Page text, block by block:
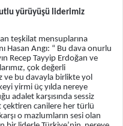
yürüyüşü liderimiz
teşkilat mensuplarına
Hasan Angı: “ Bu dava onurlu
Recep Tayyip Erdoğan ve
çok değerli
ve bu davayla birlikte yol
yirmi üç yılda nereye
adalet karşısında sessiz
çektiren canilere her türlü
o mazlumların sesi olan